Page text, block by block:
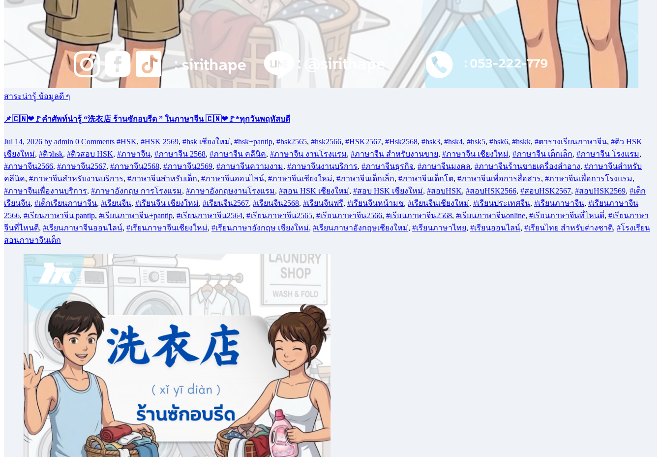
สาระน่ารู้ ข้อมูลดี ๆ
📌🇨🇳❤🚩คำศัพท์น่ารู้ “洗衣店 ร้านซักอบรีด ” ในภาษาจีน 🇨🇳❤🚩*ทุกวันพฤหัสบดี
Jul 14, 2026 by admin 0 Comments #HSK, #HSK 2569, #hsk เชียงใหม่, #hsk+pantip, #hsk2565, #hsk2566, #HSK2567, #Hsk2568, #hsk3, #hsk4, #hsk5, #hsk6, #hskk, #ตารางเรียนภาษาจีน, #ติว HSK
เชียงใหม่, #ติวhsk, #ติวสอบ HSK, #ภาษาจีน, #ภาษาจีน 2568, #ภาษาจีน คลีนิค, #ภาษาจีน งานโรงแรม, #ภาษาจีน สำหรับงานขาย, #ภาษาจีน เชียงใหม่, #ภาษาจีน เด็กเล็ก, #ภาษาจีน โรงแรม,
#ภาษาจีน2566, #ภาษาจีน2567, #ภาษาจีน2568, #ภาษาจีน2569, #ภาษาจีนความงาม, #ภาษาจีนงานบริการ, #ภาษาจีนธุรกิจ, #ภาษาจีนมงคล, #ภาษาจีนร้านขายเครื่องสำอาง, #ภาษาจีนสำหรับ
คลีนิค, #ภาษาจีนสำหรับงานบริการ, #ภาษาจีนสำหรับเด็ก, #ภาษาจีนออนไลน์, #ภาษาจีนเชียงใหม่, #ภาษาจีนเด็กเล็ก, #ภาษาจีนเด็กโต, #ภาษาจีนเพื่อการสื่อสาร, #ภาษาจีนเพื่อการโรงแรม,
#ภาษาจีนเพื่องานบริการ, #ภาษาอังกฤษ การโรงแรม, #ภาษาอังกฤษงานโรงแรม, #สอน HSK เชียงใหม่, #สอบ HSK เชียงใหม่, #สอบHSK, #สอบHSK2566, #สอบHSK2567, #สอบHSK2569, #เด็ก
เรียนจีน, #เด็กเรียนภาษาจีน, #เรียนจีน, #เรียนจีน เชียงใหม่, #เรียนจีน2567, #เรียนจีน2568, #เรียนจีนฟรี, #เรียนจีนหน้ามช, #เรียนจีนเชียงใหม่, #เรียนประเทศจีน, #เรียนภาษาจีน, #เรียนภาษาจีน
2566, #เรียนภาษาจีน pantip, #เรียนภาษาจีน+pantip, #เรียนภาษาจีน2564, #เรียนภาษาจีน2565, #เรียนภาษาจีน2566, #เรียนภาษาจีน2568, #เรียนภาษาจีนonline, #เรียนภาษาจีนที่ไหนดี่, #เรียนภาษา
จีนที่ไหนดี, #เรียนภาษาจีนออนไลน์, #เรียนภาษาจีนเชียงใหม่, #เรียนภาษาอังกฤษ เชียงใหม่, #เรียนภาษาอังกฤษเชียงใหม่, #เรียนภาษาไทย, #เรียนออนไลน์, #เรียนไทย สำหรับต่างชาติ, #โรงเรียน
สอนภาษาจีนเด็ก